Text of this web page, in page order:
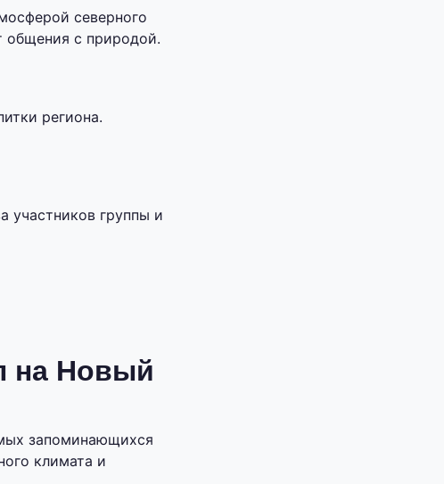
северного
общения с природой.
региона.
участников группы и
на Новый
запоминающихся
климата и